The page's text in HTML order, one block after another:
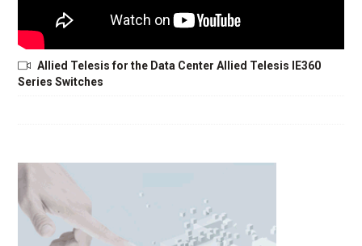
Allied Telesis for the Data Center Allied Telesis IE360
Series Switches